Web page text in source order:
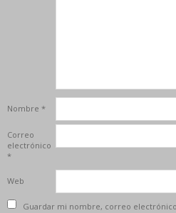
Nombre *
Correo
electrónico
*
Web
Guardar mi nombre, correo